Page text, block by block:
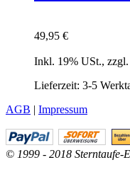
49,95 €
Inkl. 19% USt., zzgl.
Lieferzeit: 3-5
AGB | Impressum
© 1999 - 2018 Sterntaufe-